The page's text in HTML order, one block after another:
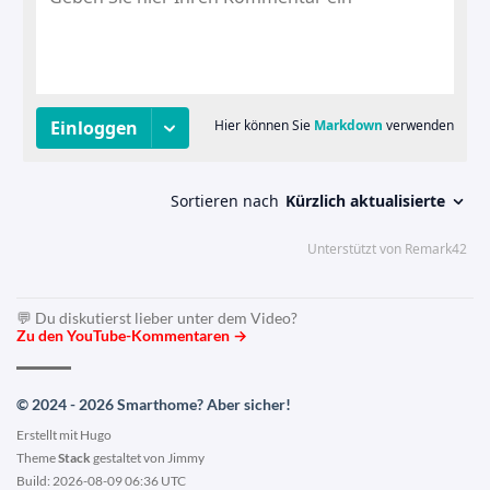
💬 Du diskutierst lieber unter dem Video?
Zu den YouTube-Kommentaren →
© 2024 - 2026 Smarthome? Aber sicher!
Erstellt mit Hugo
ThemeStackgestaltet von Jimmy
Build: 2026-08-09 06:36 UTC